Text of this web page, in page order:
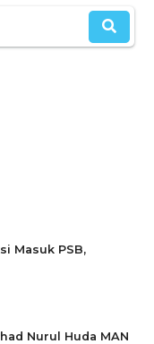
Masuk PSB,
Nurul Huda MAN